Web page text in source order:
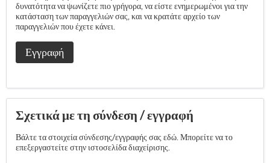
δυνατότητα να ψωνίζετε πιο γρήγορα, να είστε ενημερωμένοι για την
κατάσταση των παραγγελιών σας, και να κρατάτε αρχείο των
παραγγελιών που έχετε κάνει.
Εγγραφή
Σχετικά με τη σύνδεση / εγγραφή
Βάλτε τα στοιχεία σύνδεσης/εγγραφής σας εδώ. Μπορείτε να το
επεξεργαστείτε στην ιστοσελίδα διαχείρισης.